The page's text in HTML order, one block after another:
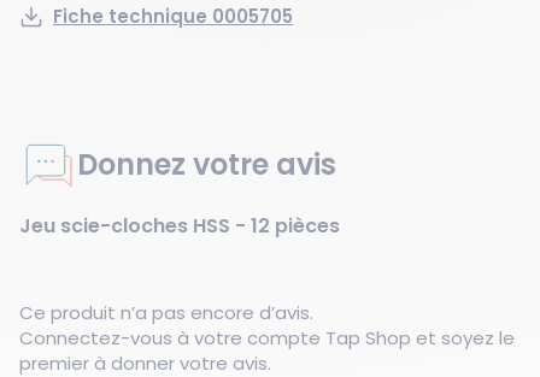
Fiche technique 0005705
Donnez votre avis
Jeu scie-cloches HSS - 12 pièces
Ce produit n’a pas encore d’avis.
Connectez-vous à votre compte Tap Shop et soyez le
premier à donner votre avis.